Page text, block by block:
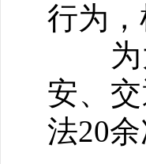
行为
为大
安、
法20